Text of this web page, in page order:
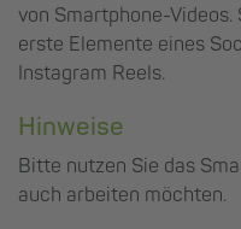
von Smartphone-
erste Elemente eines
Instagram Reels.
Hinweise
Bitte nutzen Sie das
auch arbeiten möchten.